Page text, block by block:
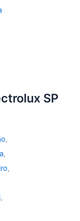
SP
,
,
,
,